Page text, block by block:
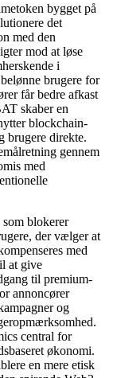
bygget på
det
med den
mod at løse
i
brugere for
får bedre afkast
skaber en
blockchain-
brugere direkte.
gennem
med
blokerer
der vælger at
med
at give
til premium-
annoncører
og
central for
økonomi.
en mere etisk